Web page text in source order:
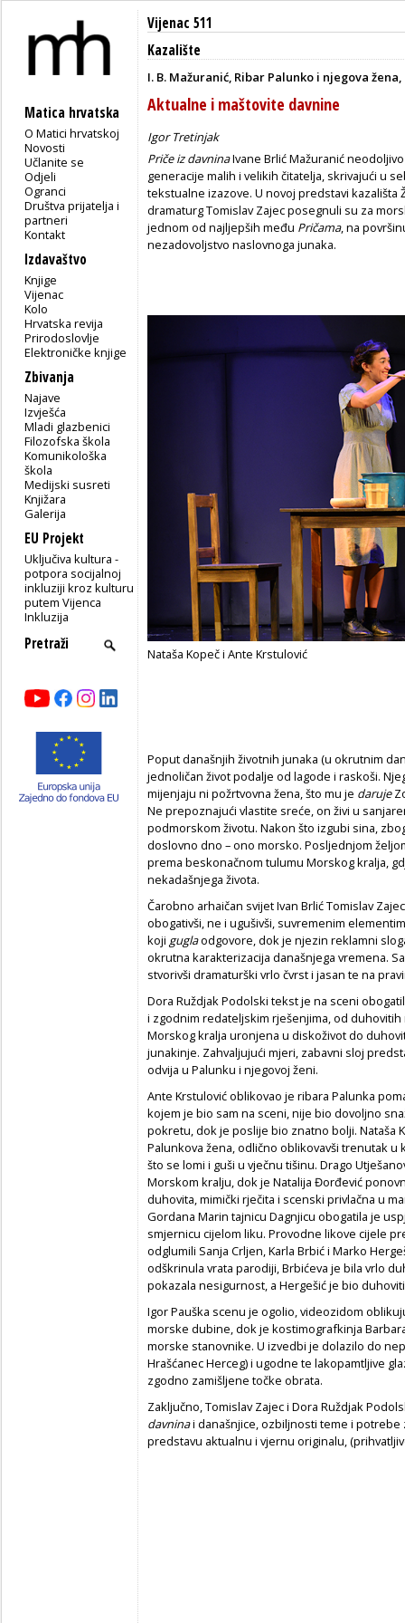
Matica hrvatska
O Matici hrvatskoj
Novosti
Učlanite se
Odjeli
Ogranci
Društva prijatelja i
partneri
Kontakt
Izdavaštvo
Knjige
Vijenac
Kolo
Hrvatska revija
Prirodoslovlje
Elektroničke knjige
Zbivanja
Najave
Izvješća
Mladi glazbenici
Filozofska škola
Komunikološka
škola
Medijski susreti
Knjižara
Galerija
EU Projekt
Uključiva kultura -
potpora socijalnoj
inkluziji kroz kulturu
putem Vijenca
Inkluzija
Vijenac 511
Kazalište
I. B. Mažuranić, Ribar Palunko i njegova
Aktualne i maštovite davnine
Igor Tretinjak
Priče iz davninaIvane Brlić Mažuranić
generacije malih i velikih čitatelja, skrivajući u
tekstualne izazove. U novoj predstavi kazališta
dramaturg Tomislav Zajec posegnuli su za
jednom od najljepših među Pričama, na
nezadovoljstvo naslovnoga junaka.
Nataša Kopeč i Ante Krstulović
Poput današnjih životnih junaka (u okrutnim
jednoličan život podalje od lagode i raskoši.
mijenjaju ni požrtvovna žena, što mu je daruje
Ne prepoznajući vlastite sreće, on živi u
podmorskom životu. Nakon što izgubi sina,
doslovno dno – ono morsko. Posljednjom
prema beskonačnom tulumu Morskog kralja,
nekadašnjega života.
Čarobno arhaičan svijet Ivan Brlić Tomislav
obogativši, ne i ugušivši, suvremenim
koji guglaodgovore, dok je njezin reklamni
okrutna karakterizacija današnjega vremena.
stvorivši dramaturški vrlo čvrst i jasan te na
Dora Ruždjak Podolski tekst je na sceni
i zgodnim redateljskim rješenjima, od
Morskog kralja uronjena u diskoživot do
junakinje. Zahvaljujući mjeri, zabavni sloj
odvija u Palunku i njegovoj ženi.
Ante Krstulović oblikovao je ribara Palunka
kojem je bio sam na sceni, nije bio dovoljno
pokretu, dok je poslije bio znatno bolji. Nataša
Palunkova žena, odlično oblikovavši trenutak
što se lomi i guši u vječnu tišinu. Drago
Morskom kralju, dok je Natalija Đorđević
duhovita, mimički rječita i scenski privlačna u
Gordana Marin tajnicu Dagnjicu obogatila je
smjernicu cijelom liku. Provodne likove cijele
odglumili Sanja Crljen, Karla Brbić i Marko
odškrinula vrata parodiji, Brbićeva je bila vrlo
pokazala nesigurnost, a Hergešić je bio
Igor Pauška scenu je ogolio, videozidom
morske dubine, dok je kostimografkinja
morske stanovnike. U izvedbi je dolazilo do
Hrašćanec Herceg) i ugodne te lakopamtljive
zgodno zamišljene točke obrata.
Zaključno, Tomislav Zajec i Dora Ruždjak
davninai današnjice, ozbiljnosti teme i potrebe
predstavu aktualnu i vjernu originalu,